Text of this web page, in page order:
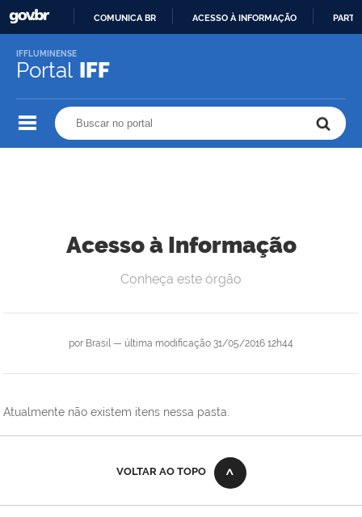
COMUNICA BR ACESSO À INFORMAÇÃO
Portal IFF
IFFLUMINENSE
Acesso à Informação
por Brasil— última modificação 31/05/2016 12h44
Conheça este órgão
Atualmente não existem itens nessa pasta.
VOLTAR AO TOPO